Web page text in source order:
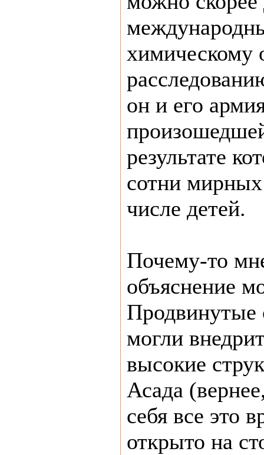
химическому
он и его
результате
сотни
числе детей.
Почему-то
объяснение
Продвинутые
могли
высокие
Асада
себя все это
открыто на